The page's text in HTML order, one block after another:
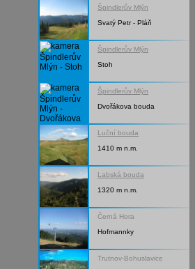
Špindlerův Mlýn
Svatý Petr - Pláň
Špindlerův Mlýn
Stoh
Špindlerův Mlýn
Dvořákova bouda
Luční bouda
1410 m n.m.
Labská bouda
1320 m n.m.
Černá Hora
Hofmannky
Trutnov-Bohuslavice